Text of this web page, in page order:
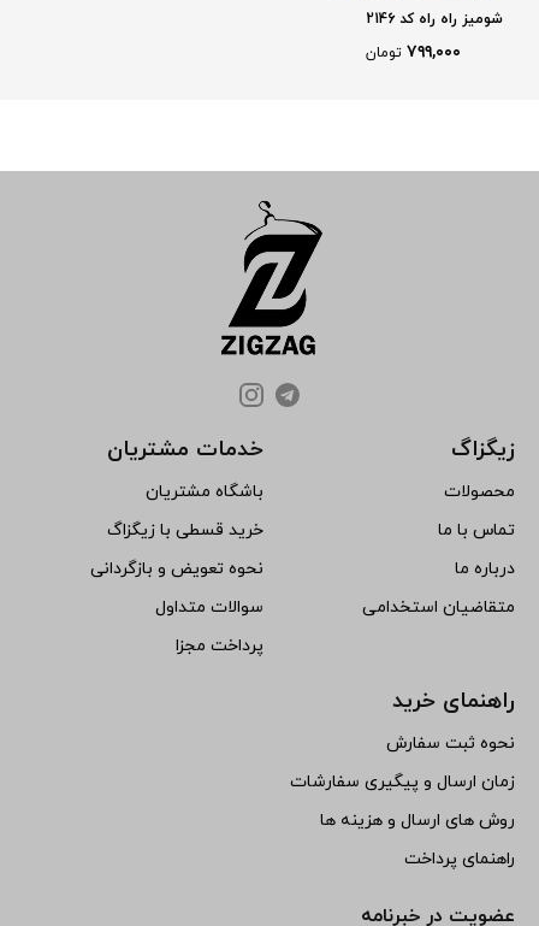
شومیز راه راه کد 2146
۷۹۹,۰۰۰ تومان
زیگزاگ
محصولات
تماس با ما
درباره ما
متقاضیان استخدامی
خدمات مشتریان
باشگاه مشتریان
خرید قسطی با زیگزاگ
نحوه تعویض و بازگردانی
سوالات متداول
پرداخت مجزا
راهنمای خرید
نحوه ثبت سفارش
زمان ارسال و پیگیری سفارشات
روش های ارسال و هزینه ها
راهنمای پرداخت
عضویت در خبرنامه